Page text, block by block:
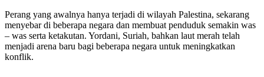
Perang yang awalnya hanya terjadi di wilayah Palestina, sekarang
menyebar di beberapa negara dan membuat penduduk semakin was
– was serta ketakutan. Yordani, Suriah, bahkan laut merah telah
menjadi arena baru bagi beberapa negara untuk meningkatkan
konflik.